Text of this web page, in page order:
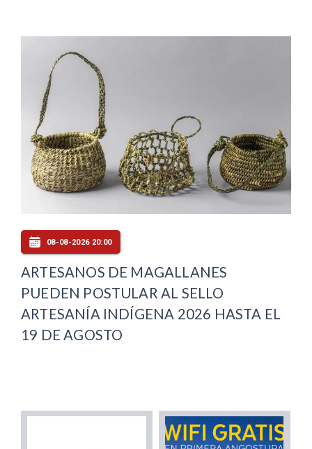
08-08-2026 20:00
ARTESANOS DE MAGALLANES
PUEDEN POSTULAR AL SELLO
ARTESANÍA INDÍGENA 2026 HASTA EL
19 DE AGOSTO